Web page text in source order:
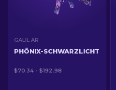
GALIL AR
PHÖNIX-SCHWARZLICHT
$70.34 - $192.98